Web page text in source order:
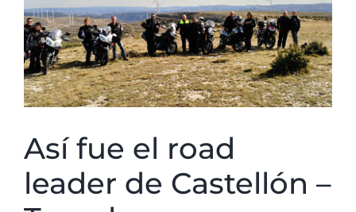
grande
Así fue el road
leader de Castellón –